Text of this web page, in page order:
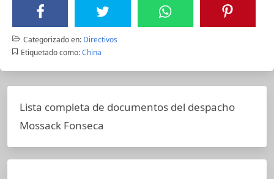
Categorizado en: Directivos
Etiquetado como: China
Lista completa de documentos del despacho
Mossack Fonseca